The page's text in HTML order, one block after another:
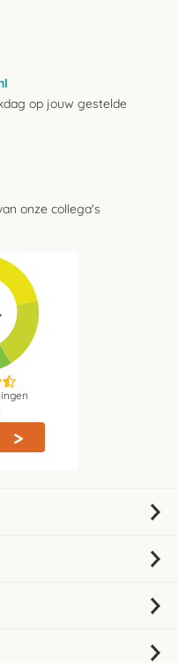
op jouw gestelde
onze collega's